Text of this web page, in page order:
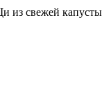
из свежей капусты